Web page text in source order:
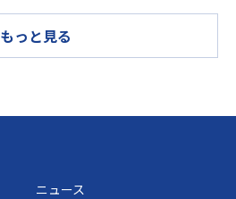
もっと見る
ニュース